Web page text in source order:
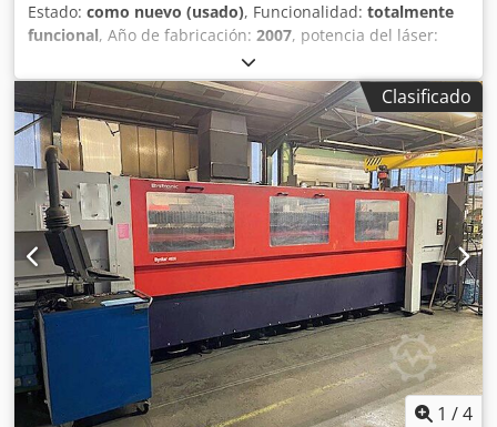
Estado: como nuevo (usado), Funcionalidad: totalmente
funcional, Año de fabricación: 2007, potencia del láser:
, Láser CNC Bystronic Byspeed 3015 usado muy
limpio de 4,4kw en venta Venta de láseres Bystronic 4.4kw
usados VIDEO ABAJO: Crodpjr Hcm Dofx Ac Tsf Byspeed
3015 4.4kw - Sistema de carga en el video no incluido
Instalado nuevo/año 2007 Fabricante: Bystronic Bystronic
Modelo: Byspeed 3015 Tamaño de la hoja: 3metros x
1,5metros / 3000mm x 1500mm Potencia del láser: 4,4kw /
4400 vatios Mando: ByVision CNC02 Automatización n/a
Año: 2007 Estado: buen estado de funcionamiento /
servicio de nuevo Byspeed 3015 4400w Horas Turbo
Soplador: 2.987 horas - Nuevo turbo instalado a finales de
2023 bajo garantía Bystronic Máquina en buen estado que
ha estado cubierta desde nueva por contrato de servicio
con Bystronic UK Opciones incluidas: Bypos enfoque
automático CutControl 2 cabezales de corte Herramientas
y accesorios Torit Colector de polvo
Clasificado
1 /4